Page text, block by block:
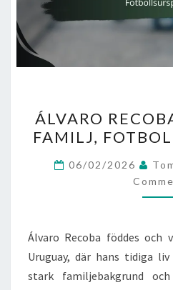
ÁLVARO
FAMILJ,
06/02/2026
Álvaro Recoba föddes och
Uruguay, där hans tidiga
stark familjebakgrund